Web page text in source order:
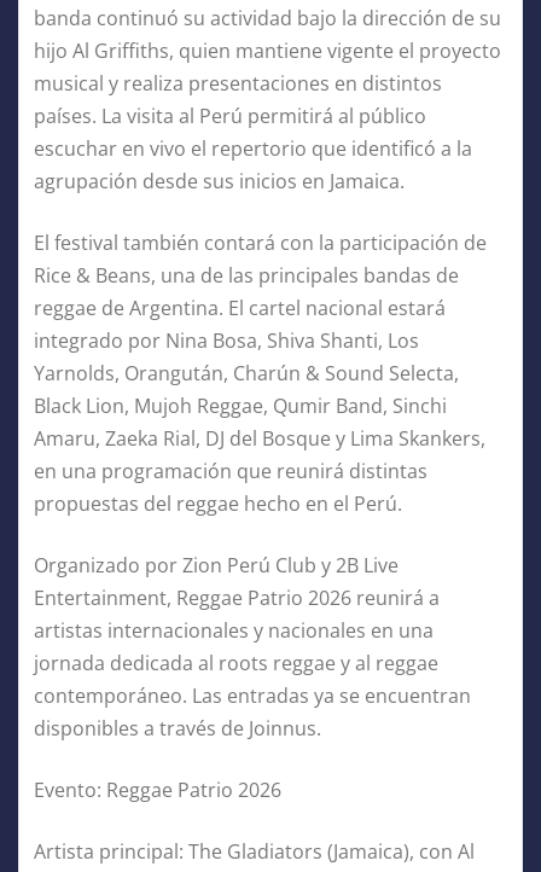
banda continuó su actividad bajo la dirección de su
hijo Al Griffiths, quien mantiene vigente el proyecto
musical y realiza presentaciones en distintos
países. La visita al Perú permitirá al público
escuchar en vivo el repertorio que identificó a la
agrupación desde sus inicios en Jamaica.
El festival también contará con la participación de
Rice & Beans, una de las principales bandas de
reggae de Argentina. El cartel nacional estará
integrado por Nina Bosa, Shiva Shanti, Los
Yarnolds, Orangután, Charún & Sound Selecta,
Black Lion, Mujoh Reggae, Qumir Band, Sinchi
Amaru, Zaeka Rial, DJ del Bosque y Lima Skankers,
en una programación que reunirá distintas
propuestas del reggae hecho en el Perú.
Organizado por Zion Perú Club y 2B Live
Entertainment, Reggae Patrio 2026 reunirá a
artistas internacionales y nacionales en una
jornada dedicada al roots reggae y al reggae
contemporáneo. Las entradas ya se encuentran
disponibles a través de Joinnus.
Evento: Reggae Patrio 2026
Artista principal: The Gladiators (Jamaica), con Al